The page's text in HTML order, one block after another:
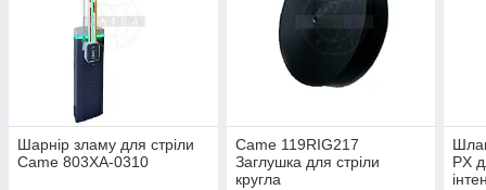
Шарнір зламу для стріли
Came 803XA-0310
Came 119RIG217
Заглушка для стріли
кругла
PX